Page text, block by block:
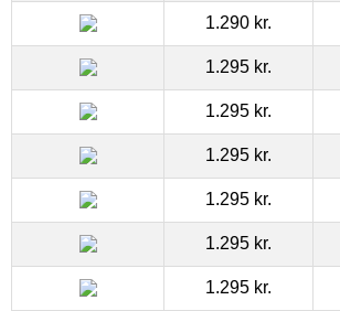
1.290 kr.
1.295 kr.
1.295 kr.
1.295 kr.
1.295 kr.
1.295 kr.
1.295 kr.